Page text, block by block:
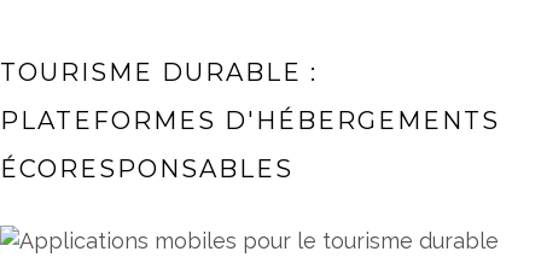
TOURISME DURABLE :
PLATEFORMES D'HÉBERGEMENTS
ÉCORESPONSABLES